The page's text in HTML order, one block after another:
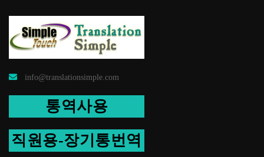
info@translationsimple.com
통역사용
직원용-장기통번역